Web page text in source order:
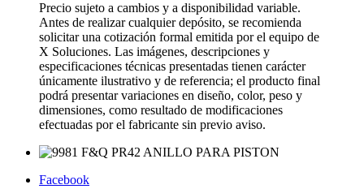
Precio sujeto a cambios y a disponibilidad variable.
Antes de realizar cualquier depósito, se recomienda
solicitar una cotización formal emitida por el equipo de
X Soluciones. Las imágenes, descripciones y
especificaciones técnicas presentadas tienen carácter
únicamente ilustrativo y de referencia; el producto final
podrá presentar variaciones en diseño, color, peso y
dimensiones, como resultado de modificaciones
efectuadas por el fabricante sin previo aviso.
Facebook